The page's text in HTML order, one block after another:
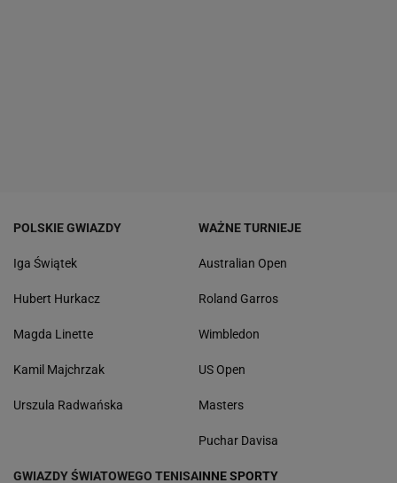
POLSKIE GWIAZDY
Iga Świątek
Hubert Hurkacz
Magda Linette
Kamil Majchrzak
Urszula Radwańska
WAŻNE TURNIEJE
Australian Open
Roland Garros
Wimbledon
US Open
Masters
Puchar Davisa
GWIAZDY ŚWIATOWEGO TENISAINNE SPORTY